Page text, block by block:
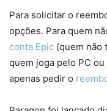
Para solicitar o
opções. Para quem
conta Epic (quem não
quem joga pelo PC
apenas pedir o